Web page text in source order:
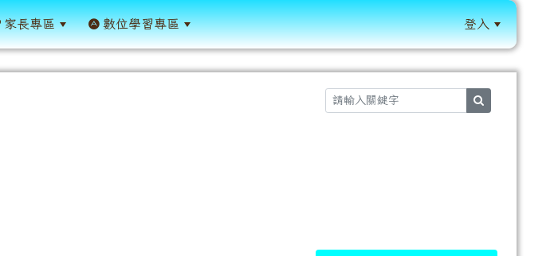
家長專區 數位學習專區 登入